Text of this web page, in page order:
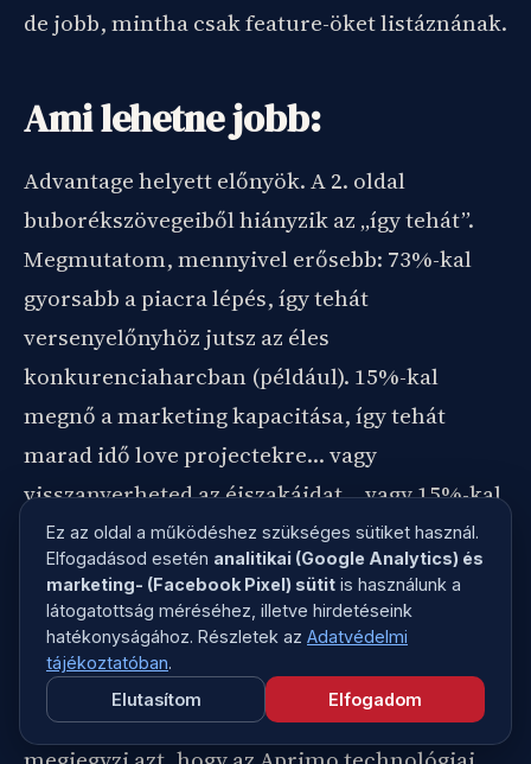
de jobb, mintha csak feature-öket listáznának.
Ami lehetne jobb:
Advantage helyett előnyök. A 2. oldal
buborékszövegeiből hiányzik az „így tehát”.
Megmutatom, mennyivel erősebb: 73%-kal
gyorsabb a piacra lépés, így tehát
versenyelőnyhöz jutsz az éles
konkurenciaharcban (például). 15%-kal
megnő a marketing kapacitása, így tehát
marad idő love projectekre… vagy
visszanyerheted az éjszakáidat… vagy 15%-kal
növelheted a csapatod teljesítményét (3
példa). Az advantage-nek örülök, a valódi
előnyökért vágyakozom.
A USP-nek szánt szöveg sem nem
emlékezetes, sem nem USP. Nincs ember, aki
Ez az oldal a működéshez szükséges sütiket használ.
Elfogadásod esetén analitikai (Google Analytics) és
marketing- (Facebook Pixel) sütit is használunk a
látogatottság méréséhez, illetve hirdetéseink
hatékonyságához. Részletek az Adatvédelmi
tájékoztatóban.
Elutasítom
Elfogadom